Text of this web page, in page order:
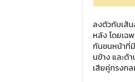
ลงตัวกับเส้
หลัง โดยเฉ
กันชนหน้าที่
นข้าง และด้
เสียคู่ทรงก